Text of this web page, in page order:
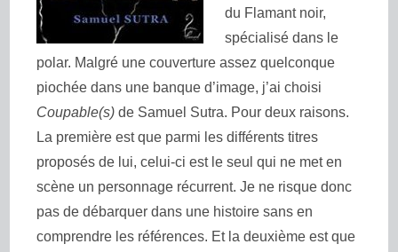
du Flamant noir,
spécialisé dans le
polar. Malgré une couverture assez quelconque
piochée dans une banque d’image, j’ai choisi
Coupable(s) de Samuel Sutra. Pour deux raisons.
La première est que parmi les différents titres
proposés de lui, celui-ci est le seul qui ne met en
scène un personnage récurrent. Je ne risque donc
pas de débarquer dans une histoire sans en
comprendre les références. Et la deuxième est que